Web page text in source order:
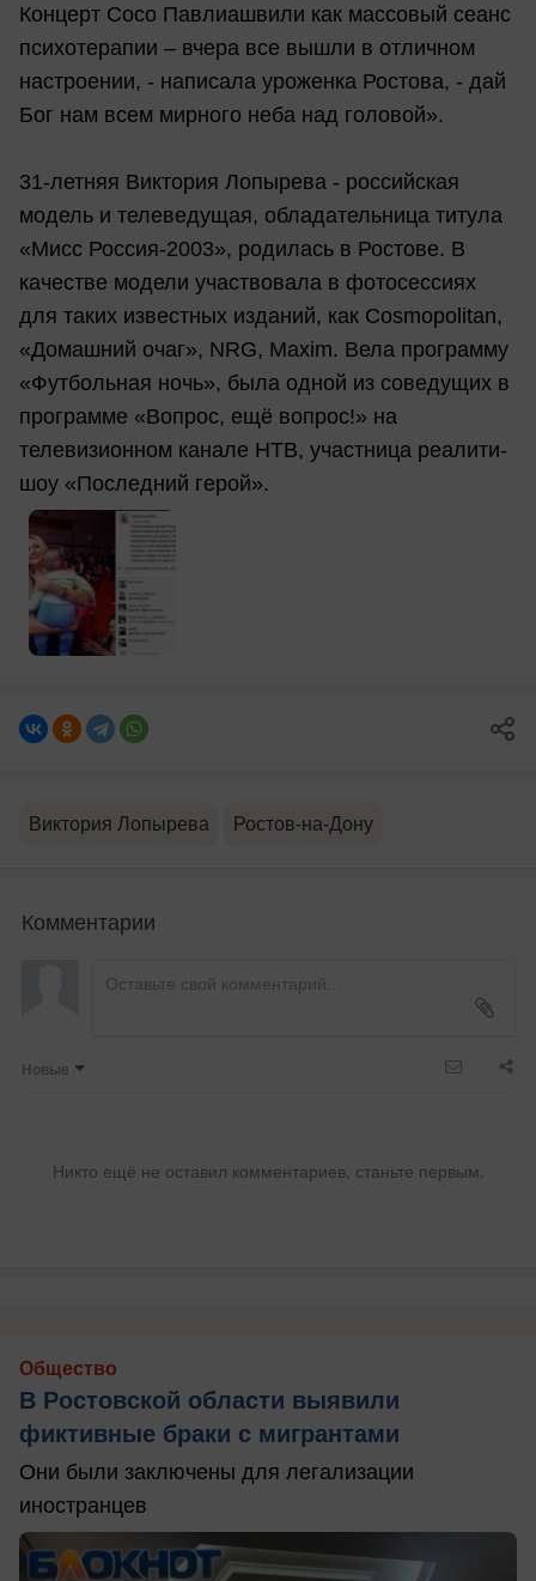
Концерт Сосо Павлиашвили как массовый сеанс
психотерапии – вчера все вышли в отличном
настроении, - написала уроженка Ростова, - дай
Бог нам всем мирного неба над головой».
31-летняя Виктория Лопырева - российская
модель и телеведущая, обладательница титула
«Мисс Россия-2003», родилась в Ростове. В
качестве модели участвовала в фотосессиях
для таких известных изданий, как Cosmopolitan,
«Домашний очаг», NRG, Maxim. Вела программу
«Футбольная ночь», была одной из соведущих в
программе «Вопрос, ещё вопрос!» на
телевизионном канале НТВ, участница реалити-
шоу «Последний герой».
Виктория Лопырева Ростов-на-Дону
Комментарии
Новые
Никто ещё не оставил комментариев, станьте первым.
Общество
В Ростовской области выявили
фиктивные браки с мигрантами
Они были заключены для легализации
иностранцев